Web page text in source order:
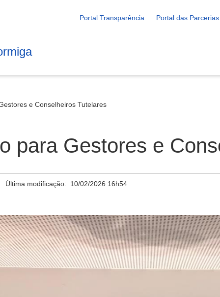
Portal Transparência Portal das Parcerias
e Conselheiros Tutelares
para Gestores e
Última modificação: 10/02/2026 16h54